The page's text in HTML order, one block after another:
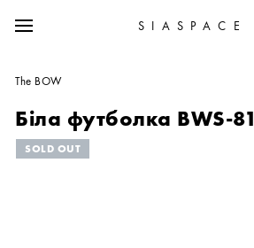
SIASPACE
The BOW
Біла футболка BWS-81